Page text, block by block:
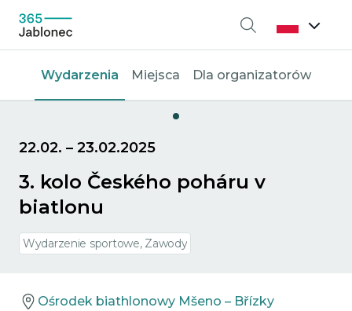
Wyszukiwanie
Wydarzenia Miejsca Dla organizatorów
22.02. – 23.02.2025
3. kolo Českého poháru v
biatlonu
Wydarzenie sportowe, Zawody
Ośrodek biathlonowy Mšeno – Břízky